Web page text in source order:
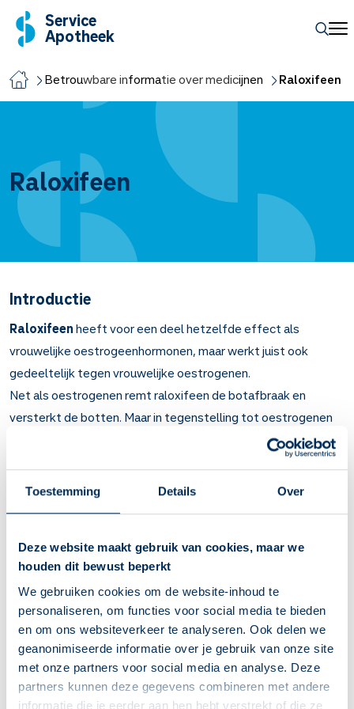
Toestemming Details Over
Deze website maakt gebruik van cookies, maar we
houden dit bewust beperkt
We gebruiken cookies om de website-inhoud te
personaliseren, om functies voor social media te bieden
en om ons websiteverkeer te analyseren. Ook delen we
geanonimiseerde informatie over je gebruik van onze site
met onze partners voor social media en analyse. Deze
partners kunnen deze gegevens combineren met andere
informatie die je eerder aan hen hebt verstrekt of die ze
Service
Apotheek
Betrouwbare informatie over medicijnen Raloxifeen
Raloxifeen
Introductie
Raloxifeenheeft voor een deel hetzelfde effect als
vrouwelijke oestrogeenhormonen, maar werkt juist ook
gedeeltelijk tegen vrouwelijke oestrogenen.
Net als oestrogenen remt raloxifeen de botafbraak en
versterkt de botten. Maar in tegenstelling tot oestrogenen
Artsen schrijven het voor bij vrouwen na de overgang met
botontkalking
(osteoporose) en soms bij vrouwen met een
Belangrijk om te weten over Raloxifeen
Raloxifeen remt de afbraak van botten en maakt ze
steviger.
Bij vrouwen na de overgang met botontkalking
(osteoporose) of als zij een grote kans lopen op
botontkalking. Wordt soms gebruikt bij vrouwen met een
verhoogd risico op borstkanker.
Als u dit medicijn gebruikt, heeft u minder kans op
botbreuken. Bij osteoporose moet u het enkele jaren